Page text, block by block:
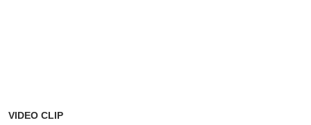
VIDEO CLIP